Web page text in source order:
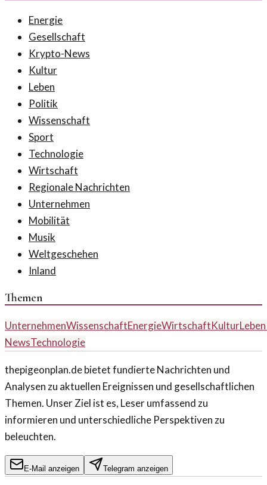
Energie
Gesellschaft
Krypto-News
Kultur
Leben
Politik
Wissenschaft
Sport
Technologie
Wirtschaft
Regionale Nachrichten
Unternehmen
Mobilität
Musik
Weltgeschehen
Inland
Themen
UnternehmenWissenschaftEnergieWirtschaftKulturLeben
NewsTechnologie
thepigeonplan.de bietet fundierte Nachrichten und
Analysen zu aktuellen Ereignissen und gesellschaftlichen
Themen. Unser Ziel ist es, Leser umfassend zu
informieren und unterschiedliche Perspektiven zu
beleuchten.
E-Mail anzeigen Telegram anzeigen